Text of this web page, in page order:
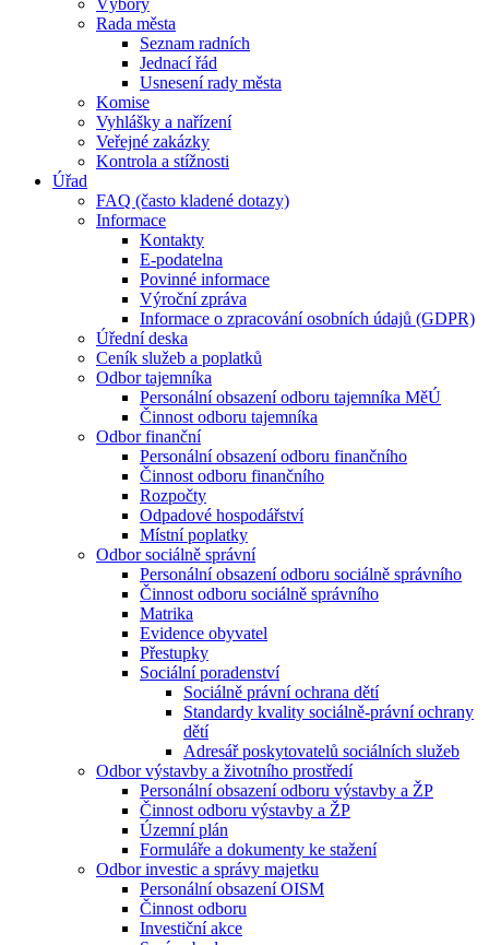
Výbory
Rada města
Seznam radních
Jednací řád
Usnesení rady města
Komise
Vyhlášky a nařízení
Veřejné zakázky
Kontrola a stížnosti
Úřad
FAQ (často kladené dotazy)
Informace
Kontakty
E-podatelna
Povinné informace
Výroční zpráva
Informace o zpracování osobních údajů (GDPR)
Úřední deska
Ceník služeb a poplatků
Odbor tajemníka
Personální obsazení odboru tajemníka MěÚ
Činnost odboru tajemníka
Odbor finanční
Personální obsazení odboru finančního
Činnost odboru finančního
Rozpočty
Odpadové hospodářství
Místní poplatky
Odbor sociálně správní
Personální obsazení odboru sociálně správního
Činnost odboru sociálně správního
Matrika
Evidence obyvatel
Přestupky
Sociální poradenství
Sociálně právní ochrana dětí
Standardy kvality sociálně-právní ochrany
dětí
Adresář poskytovatelů sociálních služeb
Odbor výstavby a životního prostředí
Personální obsazení odboru výstavby a ŽP
Činnost odboru výstavby a ŽP
Územní plán
Formuláře a dokumenty ke stažení
Odbor investic a správy majetku
Personální obsazení OISM
Činnost odboru
Investiční akce